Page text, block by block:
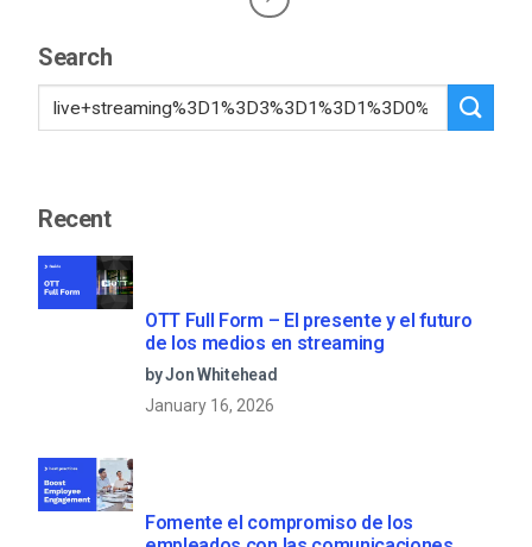
Search
Recent
OTT Full Form – El presente y el futuro
de los medios en streaming
by Jon Whitehead
January 16, 2026
Fomente el compromiso de los